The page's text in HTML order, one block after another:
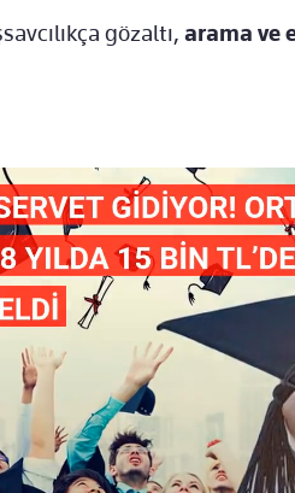
gözaltı, arama ve